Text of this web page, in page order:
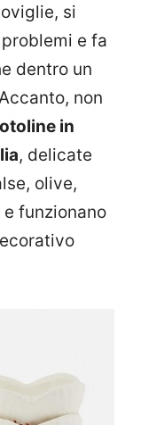
si
e fa
dentro un
non
in
, delicate
olive,
e funzionano